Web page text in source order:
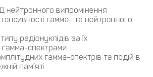
нейтронного випромінення
гамма- та нейтронного
радіонуклідів за їх
гамма-спектрами
гамма-спектрів та подій в
пам’яті